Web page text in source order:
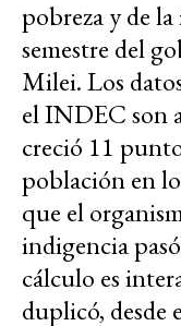
pobreza y de
semestre del
Milei. Los
el INDEC son
creció 11
población en
que el
indigencia
cálculo es
duplicó, desde